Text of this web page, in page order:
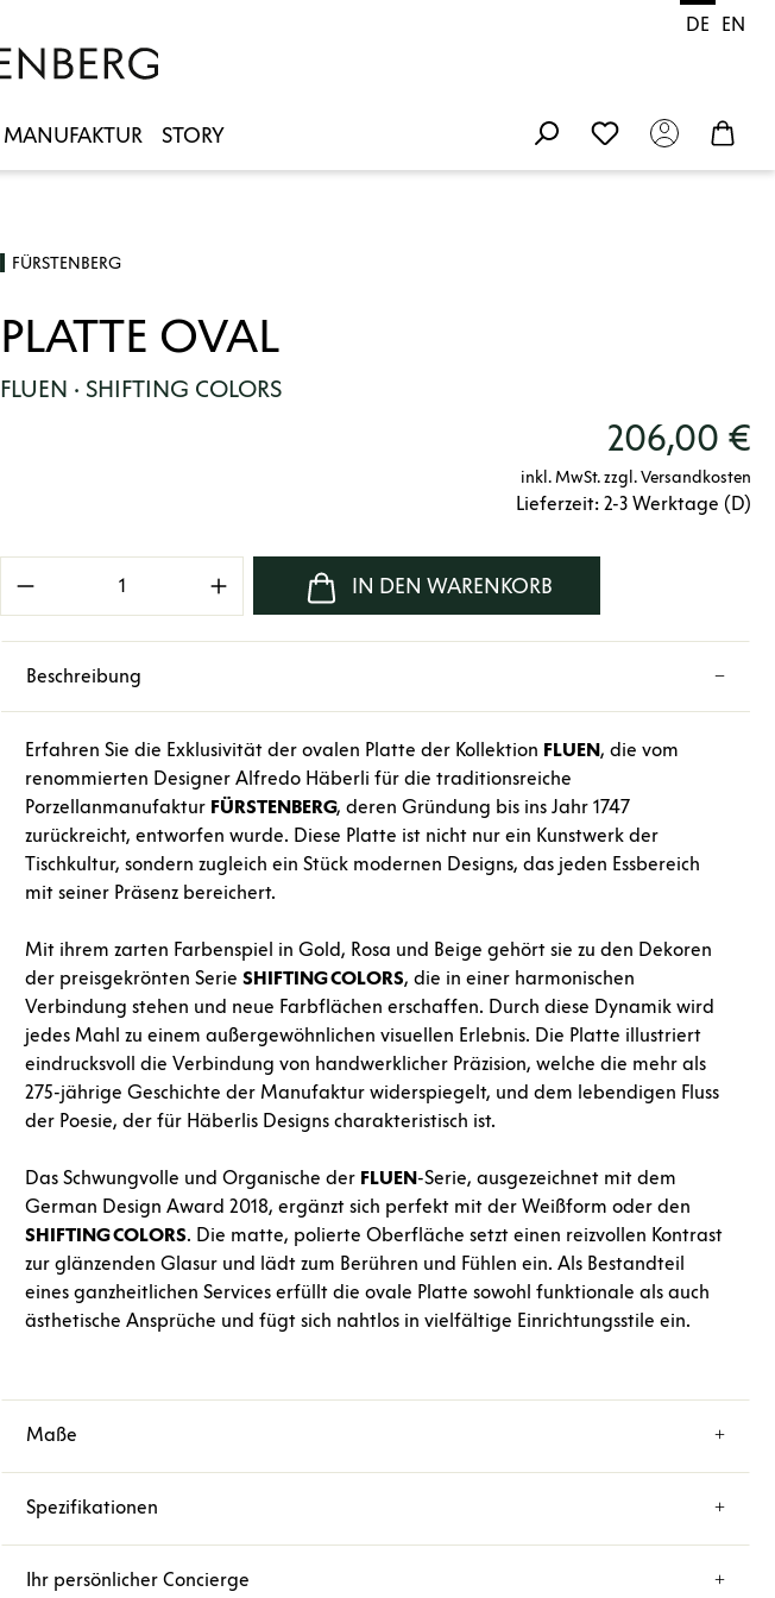
DE EN
MANUFAKTUR STORY
FÜRSTENBERG
PLATTE OVAL
FLUEN · SHIFTING COLORS
206,00 €
inkl. MwSt. zzgl. Versandkosten
Lieferzeit: 2-3 Werktage (D)
Produkt Anzahl: Gib den gewünschten Wert ein oder
IN DEN WARENKORB
Beschreibung
Erfahren Sie die Exklusivität der ovalen Platte der Kollektion FLUEN, die vom
renommierten Designer Alfredo Häberli für die traditionsreiche
Porzellanmanufaktur FÜRSTENBERG, deren Gründung bis ins Jahr 1747
zurückreicht, entworfen wurde. Diese Platte ist nicht nur ein Kunstwerk der
Tischkultur, sondern zugleich ein Stück modernen Designs, das jeden Essbereich
mit seiner Präsenz bereichert.
Mit ihrem zarten Farbenspiel in Gold, Rosa und Beige gehört sie zu den Dekoren
der preisgekrönten Serie SHIFTINGCOLORS, die in einer harmonischen
Verbindung stehen und neue Farbflächen erschaffen. Durch diese Dynamik wird
jedes Mahl zu einem außergewöhnlichen visuellen Erlebnis. Die Platte illustriert
eindrucksvoll die Verbindung von handwerklicher Präzision, welche die mehr als
275-jährige Geschichte der Manufaktur widerspiegelt, und dem lebendigen Fluss
der Poesie, der für Häberlis Designs charakteristisch ist.
Das Schwungvolle und Organische der FLUEN-Serie, ausgezeichnet mit dem
German Design Award 2018, ergänzt sich perfekt mit der Weißform oder den
SHIFTINGCOLORS. Die matte, polierte Oberfläche setzt einen reizvollen Kontrast
zur glänzenden Glasur und lädt zum Berühren und Fühlen ein. Als Bestandteil
eines ganzheitlichen Services erfüllt die ovale Platte sowohl funktionale als auch
ästhetische Ansprüche und fügt sich nahtlos in vielfältige Einrichtungsstile ein.
Maße
Spezifikationen
Ihr persönlicher Concierge